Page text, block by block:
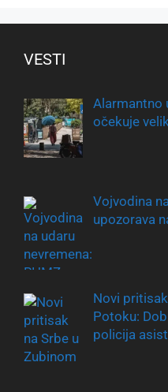
VESTI
Alarmantno
očekuje
Vojvodina
upozorava
Novi
Potoku:
policija